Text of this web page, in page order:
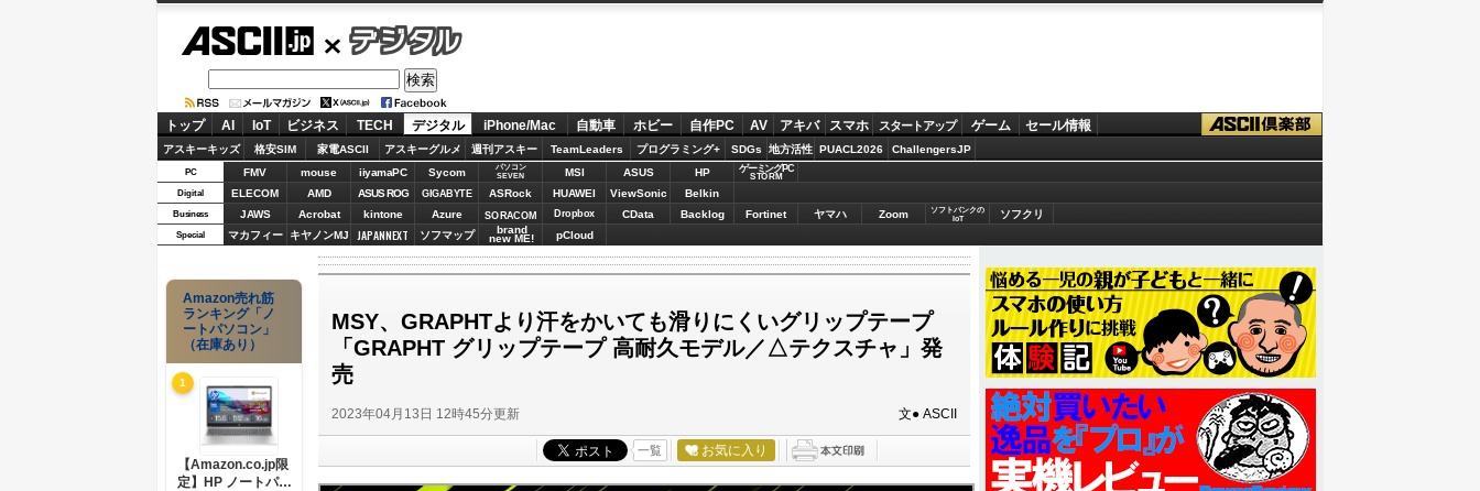
デジタル
トップ AI IoT ビジネス TECH デジタル iPhone/Mac 自動車 ホビー 自作PC AV アキバ スマホ スタートアップ ゲーム セール情報
アスキーキッズ 格安SIM 家電ASCII アスキーグルメ 週刊アスキー TeamLeaders プログラミング+ SDGs 地方活性 PUACL2026 ChallengersJP
PC FMV mouse iiyamaPC Sycom
パソコン
SEVEN
MSI ASUS HP ゲーミングPC
STORM
Digital ELECOM AMD ASUS ROG GIGABYTE ASRock HUAWEI ViewSonic Belkin
Business JAWS Acrobat kintone Azure SORACOM Dropbox CData Backlog Fortinet ヤマハ Zoom
ソフトバンクの
IoT
ソフクリ
Special マカフィー キヤノンMJ JAPANNEXT ソフマップ brand
new ME! pCloud
MSY、GRAPHTより汗をかいても滑りにくいグリップテープ
「GRAPHT グリップテープ 高耐久モデル／△テクスチャ」発
売
2023年04月13日 12時45分更新 文● ASCII
一覧 お気に入り
Amazon売れ筋
ランキング「ノ
ートパソコン」
（在庫あり）
1
【Amazon.co.jp限
定】HP ノートパソ